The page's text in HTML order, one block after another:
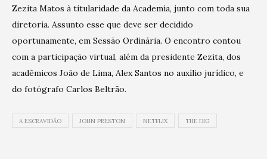
Zezita Matos à titularidade da Academia, junto com toda sua
diretoria. Assunto esse que deve ser decidido
oportunamente, em Sessão Ordinária. O encontro contou
com a participação virtual, além da presidente Zezita, dos
acadêmicos João de Lima, Alex Santos no auxílio jurídico, e
do fotógrafo Carlos Beltrão.
A ESCRAVIDÃO JOHN PRESTON NETFLIX THE DIG